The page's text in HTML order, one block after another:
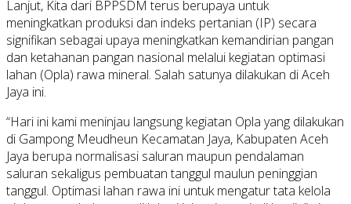
Lanjut, Kita dari BPPSDM terus berupaya untuk
meningkatkan produksi dan indeks pertanian (IP) secara
signifikan sebagai upaya meningkatkan kemandirian pangan
dan ketahanan pangan nasional melalui kegiatan optimasi
lahan (Opla) rawa mineral. Salah satunya dilakukan di Aceh
Jaya ini.
“Hari ini kami meninjau langsung kegiatan Opla yang dilakukan
di Gampong Meudheun Kecamatan Jaya, Kabupaten Aceh
Jaya berupa normalisasi saluran maupun pendalaman
saluran sekaligus pembuatan tanggul maulun peninggian
tanggul. Optimasi lahan rawa ini untuk mengatur tata kelola